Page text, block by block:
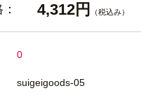
4,312円 （税込み）
0
suigeigoods-05